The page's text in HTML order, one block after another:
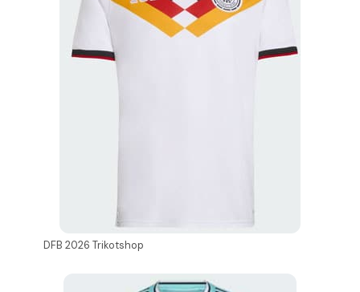
DFB 2026 Trikotshop